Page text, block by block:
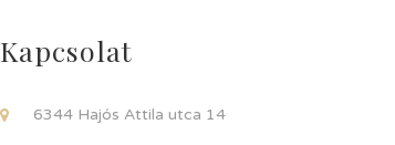
Kapcsolat
6344 Hajós Attila utca 14